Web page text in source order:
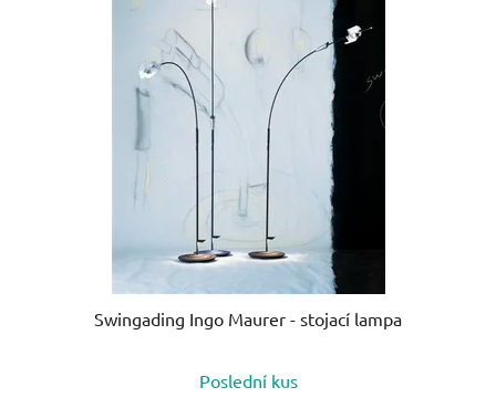
Swingading Ingo Maurer - stojací lampa
hodnocení
Poslední kus